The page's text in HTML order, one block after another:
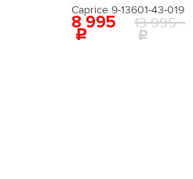
Caprice 9-13601-43-019
8 995 13 995